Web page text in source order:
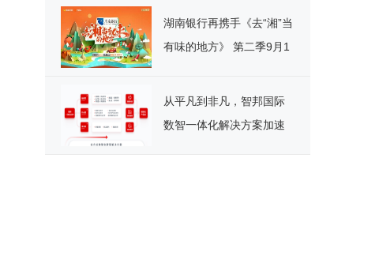
湖南银行再携手《去“湘”当
有味的地方》 第二季9月1
从平凡到非凡，智邦国际
数智一体化解决方案加速